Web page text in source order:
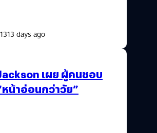
days ago
เผย ผู้คนชอบ
หน้าอ่อนกว่าวัย”